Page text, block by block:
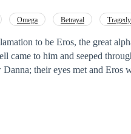
Omega Betrayal Tragedy
to be Eros, the great
came to him and seeped
their eyes met and Eros
and Eros didn't know